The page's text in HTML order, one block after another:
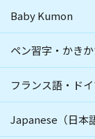
Baby Kumon
ペン習字・かき
フランス語・ド
Japanese（日本